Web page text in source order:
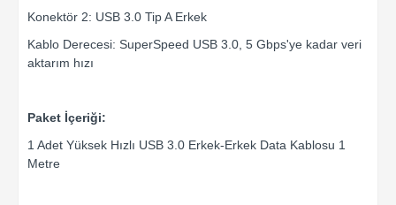
Konektör 2: USB 3.0 Tip A Erkek
Kablo Derecesi: SuperSpeed ​​USB 3.0, 5 Gbps'ye kadar veri
aktarım hızı
Paket İçeriği:
1 Adet Yüksek Hızlı USB 3.0 Erkek-Erkek Data Kablosu 1
Metre